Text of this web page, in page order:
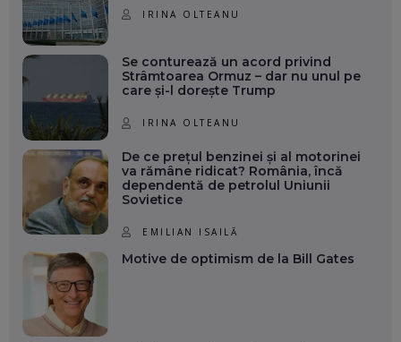
IRINA OLTEANU
Se conturează un acord privind
Strâmtoarea Ormuz – dar nu unul pe
care și-l dorește Trump
IRINA OLTEANU
De ce prețul benzinei și al motorinei
va rămâne ridicat? România, încă
dependentă de petrolul Uniunii
Sovietice
EMILIAN ISAILĂ
Motive de optimism de la Bill Gates